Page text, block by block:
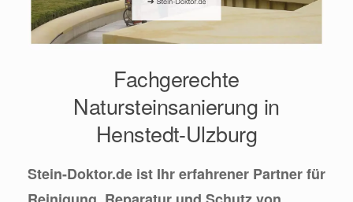
Fachgerechte
Natursteinsanierung in
Henstedt-Ulzburg
Stein-Doktor.de ist Ihr erfahrener Partner für